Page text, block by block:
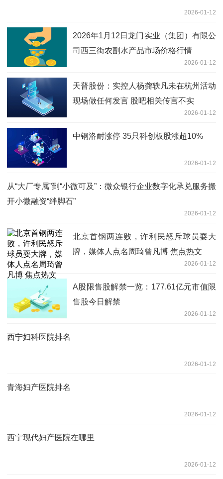
2026-01-12
2026年1月12日龙门实业（集团）有限公
司西三街农副水产品市场价格行情
2026-01-12
天普股份：实控人杨龚轶凡未在杭州活动
现场做任何发言 股吧相关传言不实
2026-01-12
中钢洛耐涨停 35只科创板股涨超10%
2026-01-12
从“大厂专属”到“小微可及”：微众银行企业数字化承兑服务搬
开小微融资“绊脚石”
2026-01-12
北京首钢两连败，许利民怒斥球员耍大
牌，媒体人点名周琦曾凡博 焦点热文
2026-01-12
A股限售股解禁一览：177.61亿元市值限
售股今日解禁
2026-01-12
西宁妇科医院排名
2026-01-12
青海妇产医院排名
2026-01-12
西宁现代妇产医院在哪里
2026-01-12